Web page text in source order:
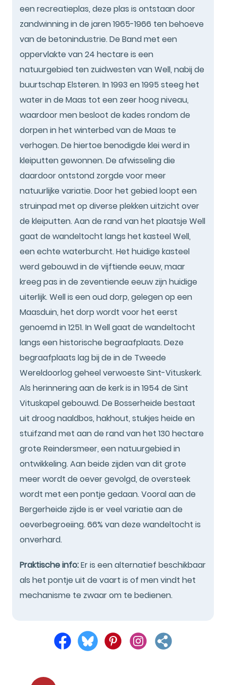
een recreatieplas, deze plas is ontstaan door
zandwinning in de jaren 1965-1966 ten behoeve
van de betonindustrie. De Band met een
oppervlakte van 24 hectare is een
natuurgebied ten zuidwesten van Well, nabij de
buurtschap Elsteren. In 1993 en 1995 steeg het
water in de Maas tot een zeer hoog niveau,
waardoor men besloot de kades rondom de
dorpen in het winterbed van de Maas te
verhogen. De hiertoe benodigde klei werd in
kleiputten gewonnen. De afwisseling die
daardoor ontstond zorgde voor meer
natuurlijke variatie. Door het gebied loopt een
struinpad met op diverse plekken uitzicht over
de kleiputten. Aan de rand van het plaatsje Well
gaat de wandeltocht langs het kasteel Well,
een echte waterburcht. Het huidige kasteel
werd gebouwd in de vijftiende eeuw, maar
kreeg pas in de zeventiende eeuw zijn huidige
uiterlijk. Well is een oud dorp, gelegen op een
Maasduin, het dorp wordt voor het eerst
genoemd in 1251. In Well gaat de wandeltocht
langs een historische begraafplaats. Deze
begraafplaats lag bij de in de Tweede
Wereldoorlog geheel verwoeste Sint-Vituskerk.
Als herinnering aan de kerk is in 1954 de Sint
Vituskapel gebouwd. De Bosserheide bestaat
uit droog naaldbos, hakhout, stukjes heide en
stuifzand met aan de rand van het 130 hectare
grote Reindersmeer, een natuurgebied in
ontwikkeling. Aan beide zijden van dit grote
meer wordt de oever gevolgd, de oversteek
wordt met een pontje gedaan. Vooral aan de
Bergerheide zijde is er veel variatie aan de
oeverbegroeiing. 66% van deze wandeltocht is
onverhard.
Praktische info:Er is een alternatief beschikbaar
als het pontje uit de vaart is of men vindt het
mechanisme te zwaar om te bedienen.